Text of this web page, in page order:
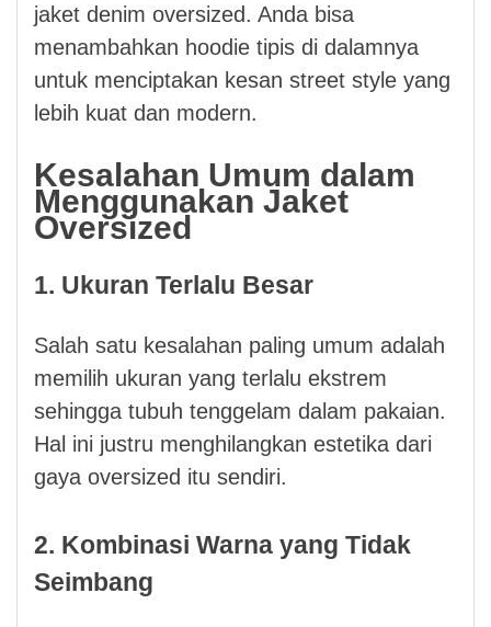
jaket denim oversized. Anda bisa
menambahkan hoodie tipis di dalamnya
untuk menciptakan kesan street style yang
lebih kuat dan modern.
Kesalahan Umum dalam
Menggunakan Jaket
Oversized
1. Ukuran Terlalu Besar
Salah satu kesalahan paling umum adalah
memilih ukuran yang terlalu ekstrem
sehingga tubuh tenggelam dalam pakaian.
Hal ini justru menghilangkan estetika dari
gaya oversized itu sendiri.
2. Kombinasi Warna yang Tidak
Seimbang